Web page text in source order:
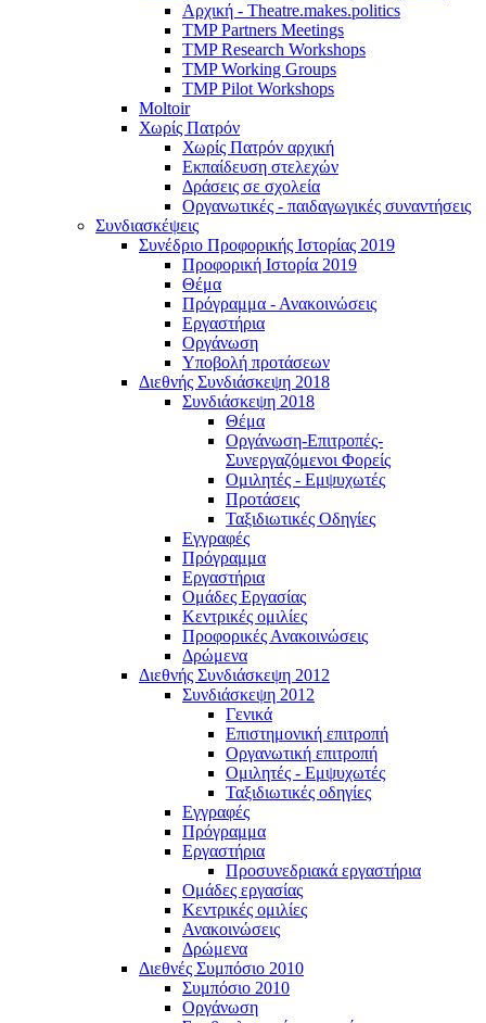
Αρχική - Theatre.makes.politics
TMP Partners Meetings
TMP Research Workshops
TMP Working Groups
TMP Pilot Workshops
Moltoir
Χωρίς Πατρόν
Χωρίς Πατρόν αρχική
Εκπαίδευση στελεχών
Δράσεις σε σχολεία
Οργανωτικές - παιδαγωγικές συναντήσεις
Συνδιασκέψεις
Συνέδριο Προφορικής Ιστορίας 2019
Προφορική Ιστορία 2019
Θέμα
Πρόγραμμα - Ανακοινώσεις
Εργαστήρια
Οργάνωση
Υποβολή προτάσεων
Διεθνής Συνδιάσκεψη 2018
Συνδιάσκεψη 2018
Θέμα
Οργάνωση-Επιτροπές-
Συνεργαζόμενοι Φορείς
Ομιλητές - Εμψυχωτές
Προτάσεις
Ταξιδιωτικές Οδηγίες
Εγγραφές
Πρόγραμμα
Εργαστήρια
Ομάδες Εργασίας
Κεντρικές ομιλίες
Προφορικές Ανακοινώσεις
Δρώμενα
Διεθνής Συνδιάσκεψη 2012
Συνδιάσκεψη 2012
Γενικά
Επιστημονική επιτροπή
Οργανωτική επιτροπή
Ομιλητές - Εμψυχωτές
Ταξιδιωτικές οδηγίες
Εγγραφές
Πρόγραμμα
Εργαστήρια
Προσυνεδριακά εργαστήρια
Ομάδες εργασίας
Κεντρικές ομιλίες
Ανακοινώσεις
Δρώμενα
Διεθνές Συμπόσιο 2010
Συμπόσιο 2010
Οργάνωση